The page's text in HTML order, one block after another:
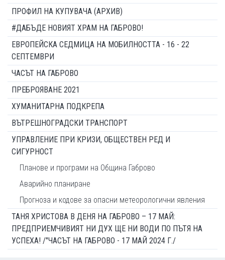
ПРОФИЛ НА КУПУВАЧА (АРХИВ)
#ДАБЪДЕ НОВИЯТ ХРАМ НА ГАБРОВО!
ЕВРОПЕЙСКА СЕДМИЦА НА МОБИЛНОСТТА - 16 - 22
СЕПТЕМВРИ
ЧАСЪТ НА ГАБРОВО
ПРЕБРОЯВАНЕ 2021
ХУМАНИТАРНА ПОДКРЕПА
ВЪТРЕШНОГРАДСКИ ТРАНСПОРТ
УПРАВЛЕНИЕ ПРИ КРИЗИ, ОБЩЕСТВЕН РЕД И
СИГУРНОСТ
Планове и програми на Община Габрово
Аварийно планиране
Прогноза и кодове за опасни метеорологични явления
ТАНЯ ХРИСТОВА В ДЕНЯ НА ГАБРОВО – 17 МАЙ:
ПРЕДПРИЕМЧИВИЯТ НИ ДУХ ЩЕ НИ ВОДИ ПО ПЪТЯ НА
УСПЕХА! /"ЧАСЪТ НА ГАБРОВО - 17 МАЙ 2024 Г./